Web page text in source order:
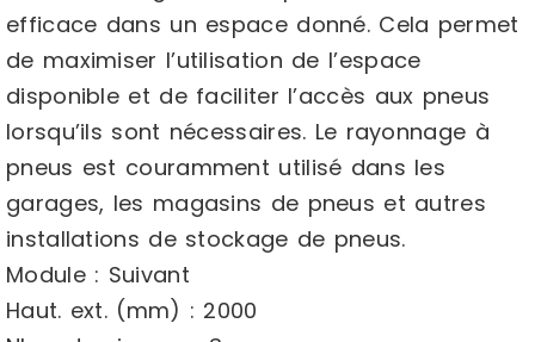
efficace dans un espace donné. Cela permet
de maximiser l’utilisation de l’espace
disponible et de faciliter l’accès aux pneus
lorsqu’ils sont nécessaires. Le rayonnage à
pneus est couramment utilisé dans les
garages, les magasins de pneus et autres
installations de stockage de pneus.
Module : Suivant
Haut. ext. (mm) : 2000